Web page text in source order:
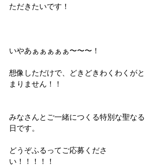
ただきたいです！
いやあぁぁぁぁぁ〜〜〜！
想像しただけで、どきどきわくわくがと
まりません！！
みなさんとご一緒につくる特別な聖なる
日です。
どうぞふるってご応募くださ
い！！！！！